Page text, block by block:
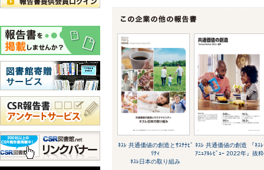
ﾈｽﾚ 共通価値の創造とｻｽﾃﾅﾋﾞ
ﾘﾃｨ
ﾈｽﾚ日本の取り組み
ﾈｽﾚ 共通価値の創造 『ﾈｽﾚ
ｱﾆｭｱﾙﾚﾋﾞｭｰ 2022年』抜粋